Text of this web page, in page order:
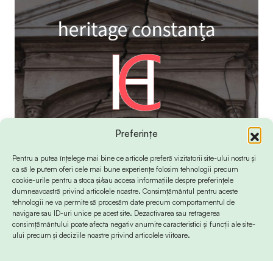
Preferințe
Pentru a putea înțelege mai bine ce articole preferă vizitatorii site-ului nostru și
ca să le putem oferi cele mai bune experiențe folosim tehnologii precum
cookie-urile pentru a stoca și/sau accesa informațiile despre preferințele
dumneavoastră privind articolele noastre. Consimțământul pentru aceste
tehnologii ne va permite să procesăm date precum comportamentul de
navigare sau ID-uri unice pe acest site. Dezactivarea sau retragerea
consimțământului poate afecta negativ anumite caracteristici și funcții ale site-
ului precum și deciziile noastre privind articolele viitoare.